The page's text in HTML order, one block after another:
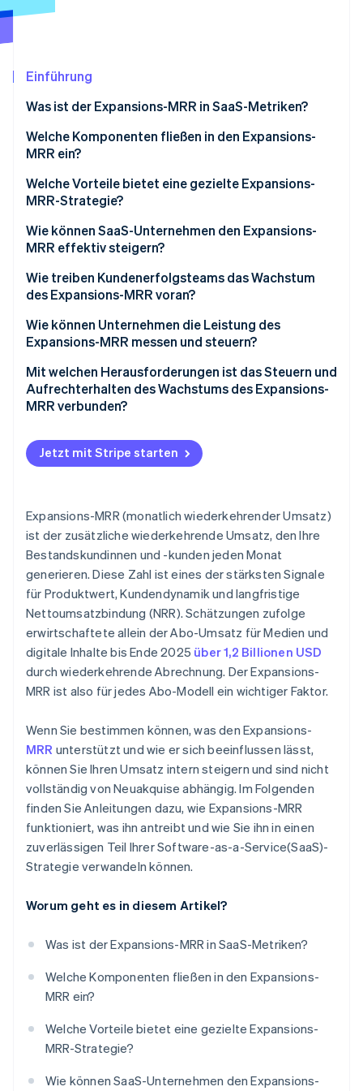
Climate
CO₂-Entnahme
Identity
Erfahren Sie, wie Stripe Lösungen für die
Jetzt ansehen
Einführung
Was ist der Expansions-MRR in SaaS-Metriken?
Welche Komponenten fließen in den Expansions-
MRR ein?
Welche Vorteile bietet eine gezielte Expansions-
MRR-Strategie?
Wie können SaaS-Unternehmen den Expansions-
MRR effektiv steigern?
Entwickeln Sie eine Preisgestaltung, die mit dem
Kundenwachstum skaliert
Nutzen Sie echtes Kundenverhalten zur zeitlichen
Planung von Upselling
Betreiben Sie Cross-Selling für Produkte, die den
Arbeitsablauf der Kundinnen und Kunden erweitern
wachsende Kundschaft
Segmentieren Sie Ihre Kundenbasis und passen Sie
Gestalten Sie Upgrades mühelos
Überprüfen Sie die Expansionsleistung regelmäßig
und verbessern Sie sie
Wie treiben Kundenerfolgsteams das Wachstum
des Expansions-MRR voran?
Wie können Unternehmen die Leistung des
Expansions-MRR messen und steuern?
Mit welchen Herausforderungen ist das Steuern und
Aufrechterhalten des Wachstums des Expansions-
MRR verbunden?
Jetzt mit Stripe starten
Expansions-MRR (monatlich wiederkehrender Umsatz)
ist der zusätzliche wiederkehrende Umsatz, den Ihre
Bestandskundinnen und -kunden jeden Monat
generieren. Diese Zahl ist eines der stärksten Signale
für Produktwert, Kundendynamik und langfristige
Nettoumsatzbindung (NRR). Schätzungen zufolge
erwirtschaftete allein der Abo-Umsatz für Medien und
digitale Inhalte bis Ende 2025 über 1,2 Billionen USD
durch wiederkehrende Abrechnung. Der Expansions-
MRR ist also für jedes Abo-Modell ein wichtiger Faktor.
Wenn Sie bestimmen können, was den Expansions-
MRR unterstützt und wie er sich beeinflussen lässt,
können Sie Ihren Umsatz intern steigern und sind nicht
vollständig von Neuakquise abhängig. Im Folgenden
finden Sie Anleitungen dazu, wie Expansions-MRR
funktioniert, was ihn antreibt und wie Sie ihn in einen
zuverlässigen Teil Ihrer Software-as-a-Service(SaaS)-
Strategie verwandeln können.
Worum geht es in diesem Artikel?
Was ist der Expansions-MRR in SaaS-Metriken?
Welche Komponenten fließen in den Expansions-
MRR ein?
Welche Vorteile bietet eine gezielte Expansions-
MRR-Strategie?
Wie können SaaS-Unternehmen den Expansions-